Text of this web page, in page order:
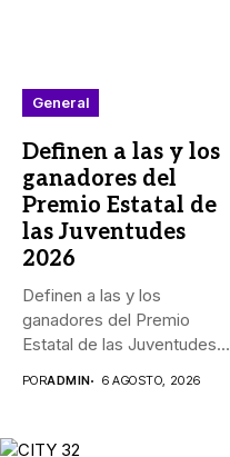
General
Definen a las y los
ganadores del
Premio Estatal de
las Juventudes
2026
Definen a las y los
ganadores del Premio
Estatal de las Juventudes...
PORADMIN 6 AGOSTO, 2026